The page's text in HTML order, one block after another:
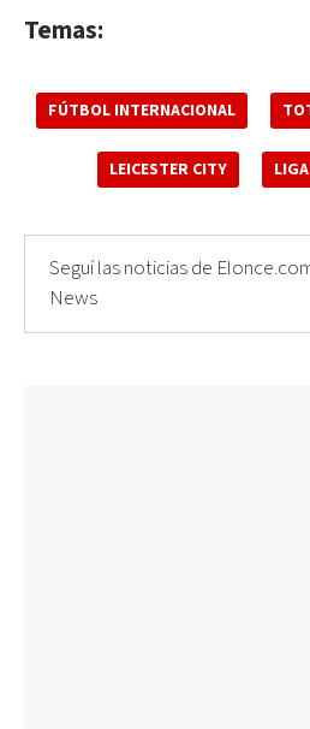
Temas:
FÚTBOL INTERNACIONAL
LEICESTER CITY
Seguí las noticias de
News